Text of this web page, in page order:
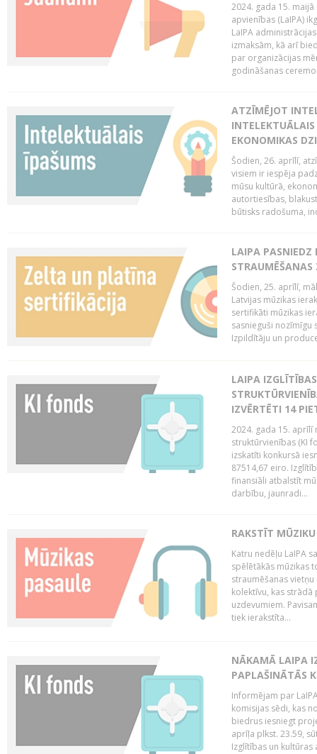
2024. gada 15.
apvienības (LaIPA)
LaIPA
izmaksām, kā arī
par organizācijas
godināšanas
ATZĪMĒJOT
EKONOMIKAS
Šodien, 26. aprīlī,
visiem ir iespēja
mūsu kultūrā,
autortiesības,
būtisks radošuma,
LAIPA PASNIEDZ
Šodien, 25. aprīlī,
Latvijas mūzikas
sertifikāti mūzikas
sasnieguši nozīmīgu
Izpildītāju un
LAIPA
IZVĒRTĒTI 14
2024. gada 15. aprīlī
struktūrvienības (KI
izskatīti konkursā
87514,67 eiro.
finansiāli atbalstīt
darbību, jaunradi...
RAKSTĪT
Katru nedēļu LaIPA
spēlētākās mūzikas
straumēšanas
kolektīvu, kas
uzdevumiem.
tiek ierakstīta...
NĀKAMĀ LAIPA
PAPLAŠINĀTĀS
Informējam par
komisijas sēdi, kas
biedrus iesniegt
aprīļa plkst. 23.59,
Izglītības un kultūras